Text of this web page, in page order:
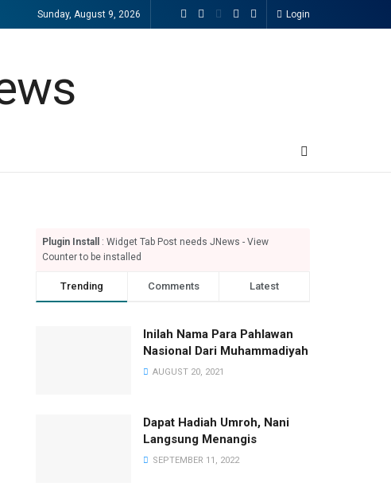
Sunday, August 9, 2026 Login
Plugin Install
: Widget Tab Post needs JNews - View
Counter to be installed
Trending Comments Latest
Inilah Nama Para Pahlawan
Nasional Dari Muhammadiyah
AUGUST 20, 2021
Dapat Hadiah Umroh, Nani
Langsung Menangis
SEPTEMBER 11, 2022